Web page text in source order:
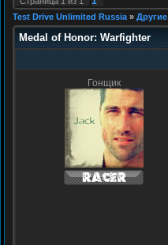
Test Drive Unlimited Russia »
Medal of Honor: Warfighter
Гонщик